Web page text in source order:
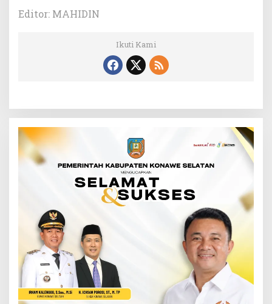
Editor: MAHIDIN
Ikuti Kami